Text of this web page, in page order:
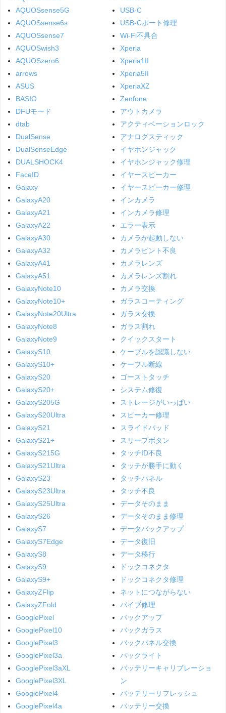
AQUOSsense5G
AQUOSsense6s
AQUOSsense7
AQUOSwish3
AQUOSzero6
arrows
ASUS
BASIO
DFUモード
dtab
DualSense
DualSenseEdge
DUALSHOCK4
FaceID
Galaxy
GalaxyA20
GalaxyA21
GalaxyA22
GalaxyA30
GalaxyA32
GalaxyA41
GalaxyA51
GalaxyNote10
GalaxyNote10+
GalaxyNote20Ultra
GalaxyNote8
GalaxyNote9
GalaxyS10
GalaxyS10+
GalaxyS20
GalaxyS20+
GalaxyS205G
GalaxyS20Ultra
GalaxyS21
GalaxyS21+
GalaxyS215G
GalaxyS21Ultra
GalaxyS23
GalaxyS23Ultra
GalaxyS25Ultra
GalaxyS26
GalaxyS7
GalaxyS7Edge
GalaxyS8
GalaxyS9
GalaxyS9+
GalaxyZFlip
GalaxyZFold
GooglePixel
GooglePixel10
GooglePixel3
GooglePixel3a
GooglePixel3aXL
GooglePixel3XL
GooglePixel4
GooglePixel4a
USB-C
USB-Cポート修理
Wi-Fi不具合
Xperia
Xperia1II
Xperia5II
XperiaXZ
Zenfone
アウトカメラ
アクティベーションロック
アナログスティック
イヤホンジャック
イヤホンジャック修理
イヤースピーカー
イヤースピーカー修理
インカメラ
インカメラ修理
エラー表示
カメラが起動しない
カメラピント不良
カメラレンズ
カメラレンズ割れ
カメラ交換
ガラスコーティング
ガラス交換
ガラス割れ
クイックスタート
ケーブルを認識しない
ケーブル断線
ゴーストタッチ
システム修復
ストレージがいっぱい
スピーカー修理
スライドパッド
スリープボタン
タッチID不良
タッチが勝手に動く
タッチパネル
タッチ不良
データそのまま
データそのまま修理
データバックアップ
データ復旧
データ移行
ドックコネクタ
ドックコネクタ修理
ネットにつながらない
バイブ修理
バックアップ
バックガラス
バックパネル交換
バックライト
バッテリーキャリブレーショ
ン
バッテリーリフレッシュ
バッテリー交換